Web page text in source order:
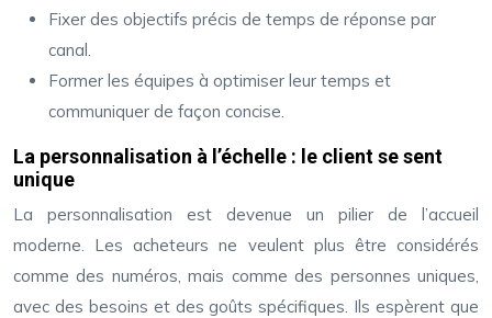
Fixer des objectifs précis de temps de réponse par
canal.
Former les équipes à optimiser leur temps et
communiquer de façon concise.
La personnalisation à l’échelle : le client se sent
unique
La personnalisation est devenue un pilier de l’accueil
moderne. Les acheteurs ne veulent plus être considérés
comme des numéros, mais comme des personnes uniques,
avec des besoins et des goûts spécifiques. Ils espèrent que